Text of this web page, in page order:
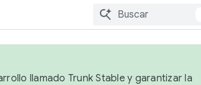
llamado Trunk Stable y garantizar la